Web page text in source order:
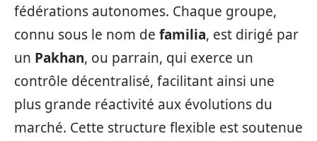
fédérations autonomes. Chaque groupe,
connu sous le nom de familia, est dirigé par
un Pakhan, ou parrain, qui exerce un
contrôle décentralisé, facilitant ainsi une
plus grande réactivité aux évolutions du
marché. Cette structure flexible est soutenue